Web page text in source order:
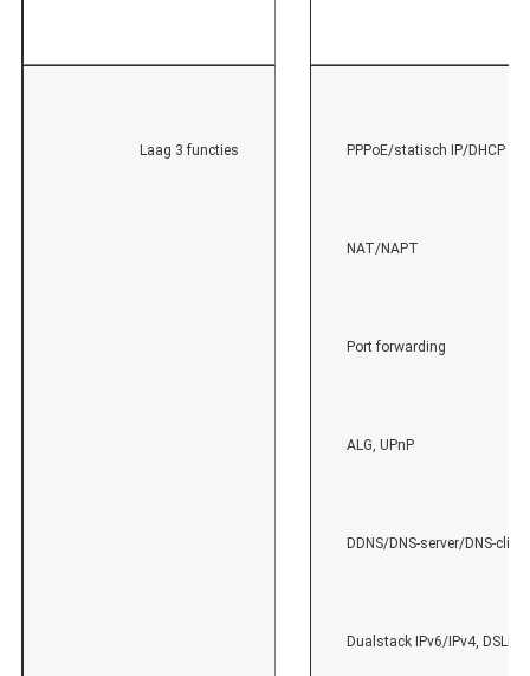
Laag 3 functies PPPoE/statisch IP/DHCP
NAT/NAPT
Port forwarding
ALG, UPnP
DDNS/DNS-server/DNS-client
Dualstack IPv6/IPv4, DSLite